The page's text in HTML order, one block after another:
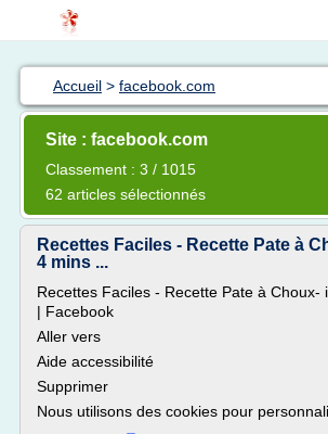
Accueil > facebook.com
Site : facebook.com
Classement : 3 / 1015
62 articles sélectionnés
Recettes Faciles - Recette Pate à
4 mins ...
Recettes Faciles - Recette Pate à Choux-
| Facebook
Aller vers
Aide accessibilité
Supprimer
Nous utilisons des cookies pour